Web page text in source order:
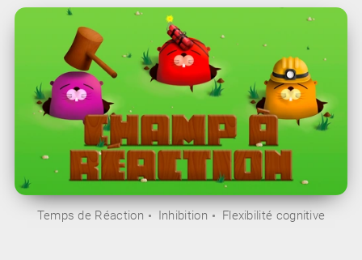
Temps de Réaction Inhibition Flexibilité cognitive